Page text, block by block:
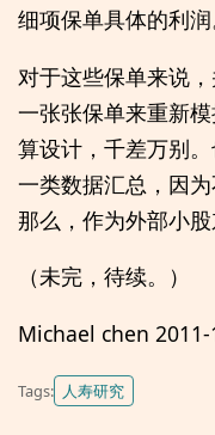
细项保单具体的利润
对于这些保单来说
一张张保单来重新
算设计，千差万别
一类数据汇总，因
那么，作为外部小
（未完，待续。）
Michael chen
Tags: 人寿研究